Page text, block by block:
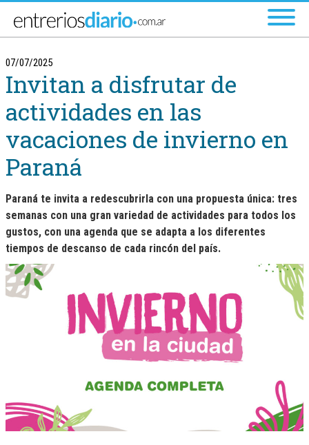
07/07/2025
Invitan a disfrutar de
actividades en las
vacaciones de invierno en
Paraná
Paraná te invita a redescubrirla con una propuesta única: tres
semanas con una gran variedad de actividades para todos los
gustos, con una agenda que se adapta a los diferentes
tiempos de descanso de cada rincón del país.